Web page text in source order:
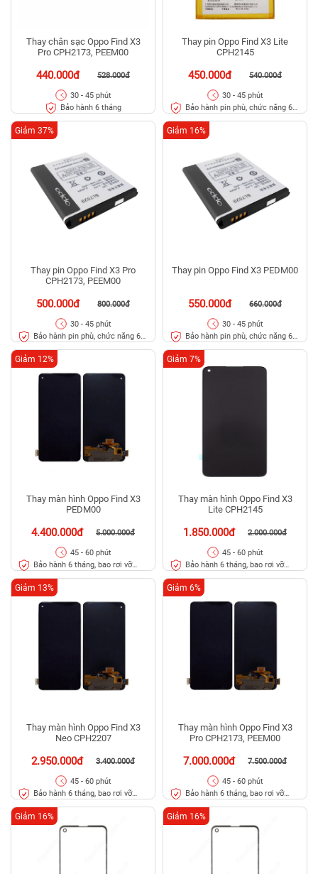
Thay chân sạc Oppo Find X3
Pro CPH2173, PEEM00
440.000đ 528.000đ
30 - 45 phút
Bảo hành 6 tháng
Thay pin Oppo Find X3 Lite
CPH2145
450.000đ 540.000đ
30 - 45 phút
Bảo hành pin phù, chức năng 6
Thay pin Oppo Find X3 Pro
CPH2173, PEEM00
500.000đ 800.000đ
Giảm 37%
30 - 45 phút
Bảo hành pin phù, chức năng 6
Thay pin Oppo Find X3 PEDM00
550.000đ 660.000đ
Giảm 16%
30 - 45 phút
Bảo hành pin phù, chức năng 6
Thay màn hình Oppo Find X3
PEDM00
4.400.000đ 5.000.000đ
Giảm 12%
45 - 60 phút
Bảo hành 6 tháng, bao rơi vỡ
Thay màn hình Oppo Find X3
Lite CPH2145
1.850.000đ 2.000.000đ
Giảm 7%
45 - 60 phút
Bảo hành 6 tháng, bao rơi vỡ
Thay màn hình Oppo Find X3
Neo CPH2207
2.950.000đ 3.400.000đ
Giảm 13%
45 - 60 phút
Bảo hành 6 tháng, bao rơi vỡ
Thay màn hình Oppo Find X3
Pro CPH2173, PEEM00
7.000.000đ 7.500.000đ
Giảm 6%
45 - 60 phút
Bảo hành 6 tháng, bao rơi vỡ
Giảm 16% Giảm 16%